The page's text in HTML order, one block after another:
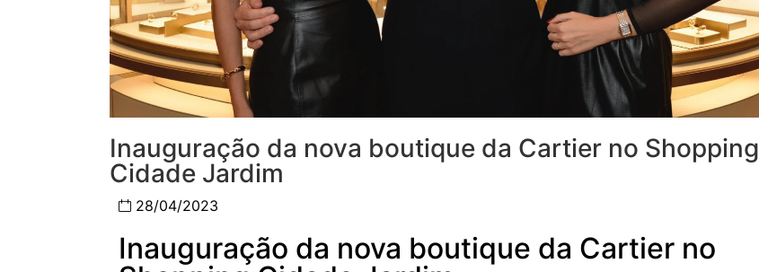
Inauguração da nova boutique da Cartier no Shopping
Cidade Jardim​
28/04/2023
Inauguração da nova boutique da Cartier no